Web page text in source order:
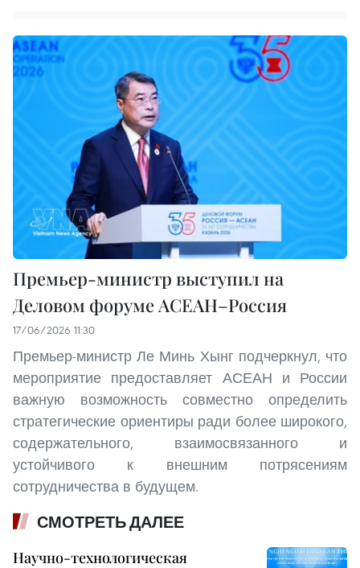
Премьер-министр выступил на
Деловом форуме АСЕАН–Россия
17/06/2026 11:30
Премьер-министр Ле Минь Хынг подчеркнул, что
мероприятие предоставляет АСЕАН и России
важную возможность совместно определить
стратегические ориентиры ради более широкого,
содержательного, взаимосвязанного и
устойчивого к внешним потрясениям
сотрудничества в будущем.
СМОТРЕТЬ ДАЛЕЕ
Научно-технологическая